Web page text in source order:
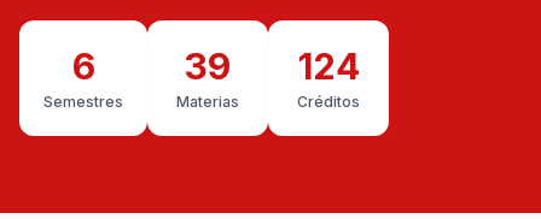
6
Semestres
39
Materias
124
Créditos